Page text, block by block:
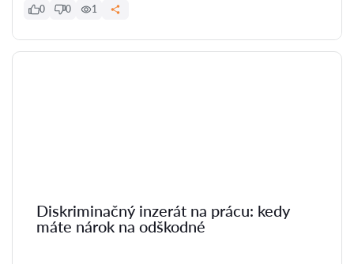
0 0 1
Diskriminačný inzerát na prácu: kedy
máte nárok na odškodné